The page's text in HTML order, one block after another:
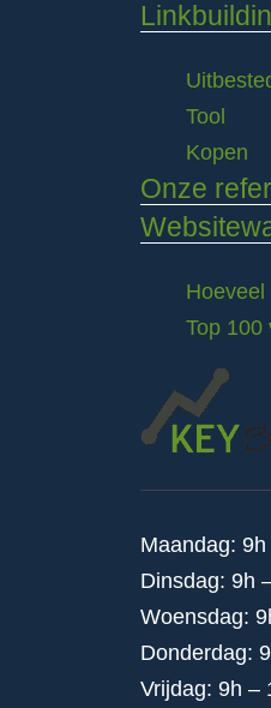
Tool
Kopen
Onze
Top 100
Maandag: 9h
Dinsdag: 9h
Woensdag:
Donderdag:
Vrijdag: 9h –